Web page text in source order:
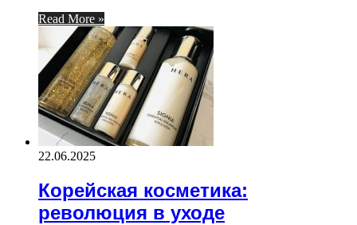
Read More »
22.06.2025
Корейская косметика:
революция в уходе